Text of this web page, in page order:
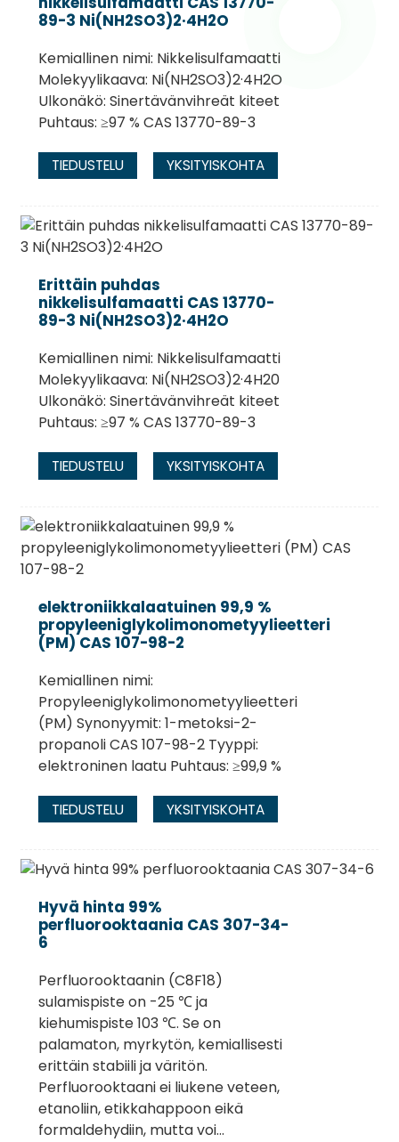
89-3 Ni(NH2SO3)2·4H2O
Kemiallinen nimi: Nikkelisulfamaatti
Molekyylikaava: Ni(NH2SO3)2·4H2O
Ulkonäkö: Sinertävänvihreät kiteet
Puhtaus: ≥97 % CAS 13770-89-3
TIEDUSTELU YKSITYISKOHTA
Erittäin puhdas
nikkelisulfamaatti CAS 13770-
89-3 Ni(NH2SO3)2·4H2O
Kemiallinen nimi: Nikkelisulfamaatti
Molekyylikaava: Ni(NH2SO3)2·4H20
Ulkonäkö: Sinertävänvihreät kiteet
Puhtaus: ≥97 % CAS 13770-89-3
TIEDUSTELU YKSITYISKOHTA
elektroniikkalaatuinen 99,9 %
propyleeniglykolimonometyylieetteri
(PM) CAS 107-98-2
Kemiallinen nimi:
Propyleeniglykolimonometyylieetteri
(PM) Synonyymit: 1-metoksi-2-
propanoli CAS 107-98-2 Tyyppi:
elektroninen laatu Puhtaus: ≥99,9 %
TIEDUSTELU YKSITYISKOHTA
Hyvä hinta 99%
perfluorooktaania CAS 307-34-
6
Perfluorooktaanin (C8F18)
sulamispiste on -25 ℃ ja
kiehumispiste 103 ℃. Se on
palamaton, myrkytön, kemiallisesti
erittäin stabiili ja väritön.
Perfluorooktaani ei liukene veteen,
etanoliin, etikkahappoon eikä
formaldehydiin, mutta voi...